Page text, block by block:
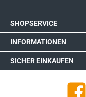
SHOPSERVICE
INFORMATIONEN
SICHER EINKAUFEN
Facebook